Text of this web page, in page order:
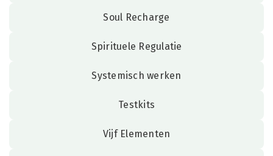
Soul Recharge
Spirituele Regulatie
Systemisch werken
Testkits
Vijf Elementen